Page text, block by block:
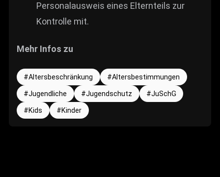
Personalausweis eines Elternteils zur
Kontrolle mit.
Mehr Infos zu
Altersbeschränkung
Altersbestimmungen
Jugendliche
Jugendschutz
JuSchG
Kids
Kinder